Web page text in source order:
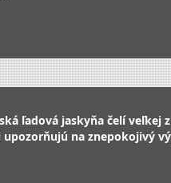
ľadová jaskyňa čelí veľkej
upozorňujú na znepokojivý